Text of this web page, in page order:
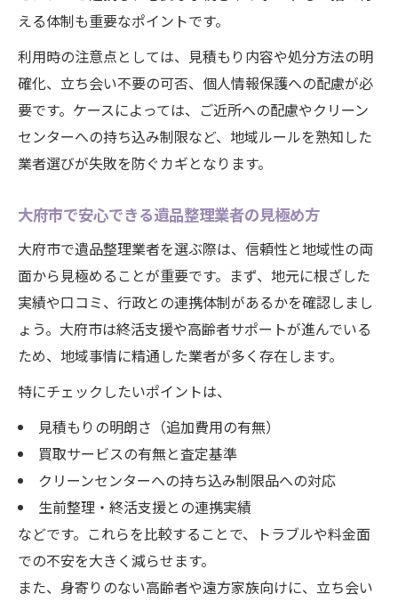
える体制も重要なポイントです。
利用時の注意点としては、見積もり内容や処分方法の明
確化、立ち会い不要の可否、個人情報保護への配慮が必
要です。ケースによっては、ご近所への配慮やクリーン
センターへの持ち込み制限など、地域ルールを熟知した
業者選びが失敗を防ぐカギとなります。
大府市で安心できる遺品整理業者の見極め方
大府市で遺品整理業者を選ぶ際は、信頼性と地域性の両
面から見極めることが重要です。まず、地元に根ざした
実績や口コミ、行政との連携体制があるかを確認しまし
ょう。大府市は終活支援や高齢者サポートが進んでいる
ため、地域事情に精通した業者が多く存在します。
特にチェックしたいポイントは、
見積もりの明朗さ（追加費用の有無）
買取サービスの有無と査定基準
クリーンセンターへの持ち込み制限品への対応
生前整理・終活支援との連携実績
などです。これらを比較することで、トラブルや料金面
での不安を大きく減らせます。
また、身寄りのない高齢者や遠方家族向けに、立ち会い